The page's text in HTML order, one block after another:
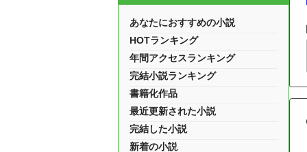
あなたにおすすめの小説
HOTランキング
年間アクセスランキング
完結小説ランキング
書籍化作品
最近更新された小説
完結した小説
新着の小説